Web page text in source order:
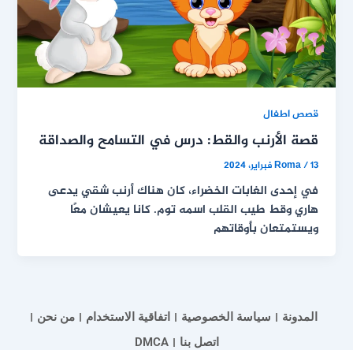
قصص اطفال
قصة الأرنب والقط: درس في التسامح والصداقة
Roma/13 فبراير، 2024
في إحدى الغابات الخضراء، كان هناك أرنب شقي يدعى
هاري وقط طيب القلب اسمه توم. كانا يعيشان معًا
ويستمتعان بأوقاتهم
المدونة سياسة الخصوصية اتفاقية الاستخدام
من نحن
اتصل بنا
DMCA